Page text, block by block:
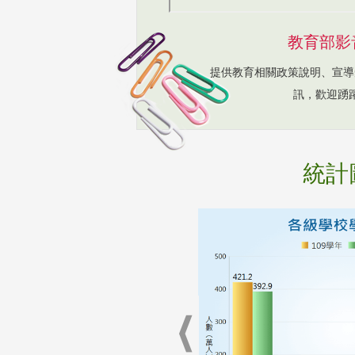
教育部影
提供教育相關政策說明、宣
訊，歡迎踴
統計